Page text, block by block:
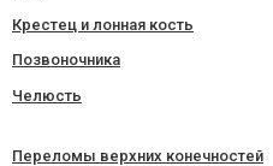
Крестец и лонная кость
Позвоночника
Челюсть
Переломы верхних конечностей